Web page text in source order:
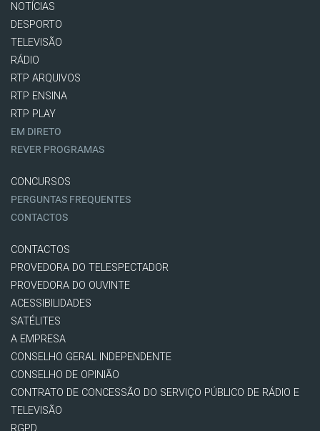
NOTÍCIAS
DESPORTO
TELEVISÃO
RÁDIO
RTP ARQUIVOS
RTP ENSINA
RTP PLAY
EM DIRETO
REVER PROGRAMAS
CONCURSOS
PERGUNTAS FREQUENTES
CONTACTOS
CONTACTOS
PROVEDORA DO TELESPECTADOR
PROVEDORA DO OUVINTE
ACESSIBILIDADES
SATÉLITES
A EMPRESA
CONSELHO GERAL INDEPENDENTE
CONSELHO DE OPINIÃO
CONTRATO DE CONCESSÃO DO SERVIÇO PÚBLICO DE RÁDIO E
TELEVISÃO